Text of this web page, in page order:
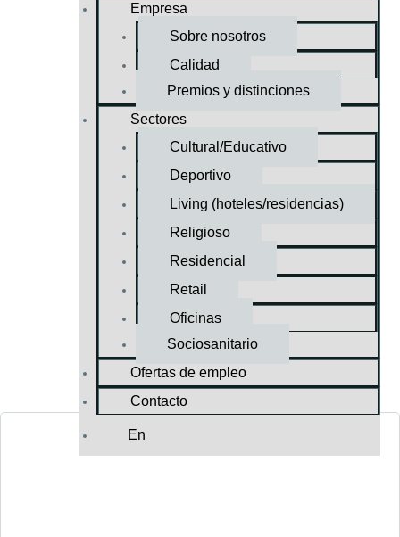
Empresa
Sobre nosotros
Calidad
Premios y distinciones
Sectores
Cultural/Educativo
Deportivo
Living (hoteles/residencias)
Religioso
Residencial
Retail
Oficinas
Sociosanitario
Ofertas de empleo
Contacto
En